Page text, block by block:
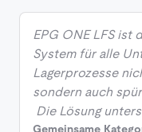
EPG ONE LFS ist
System für alle
Lagerprozesse
sondern auch
Die Lösung
Gemeinsame